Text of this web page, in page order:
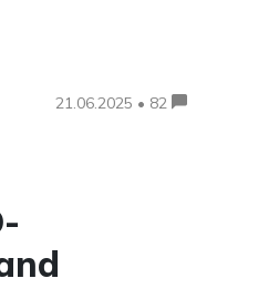
21.06.2025 • 82